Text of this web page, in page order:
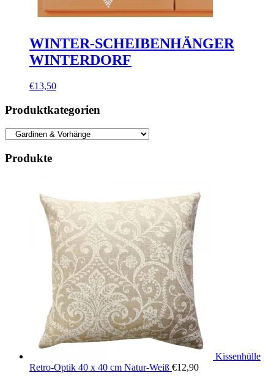
WINTER-SCHEIBENHÄNGER
WINTERDORF
€13,50
Produktkategorien
Produkte
Kissenhülle
Retro-Optik 40 x 40 cm Natur-Weiß €12,90